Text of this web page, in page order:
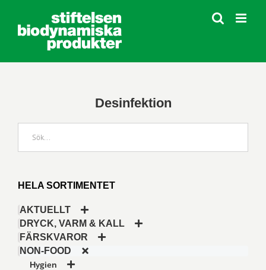
innehållet
Desinfektion
HELA SORTIMENTET
AKTUELLT
DRYCK, VARM & KALL
FÄRSKVAROR
NON-FOOD
Hygien